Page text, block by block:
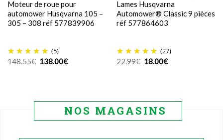
Moteur de roue pour
automower Husqvarna 105 –
305 – 308 réf 577839906
(5)
148.55€ Le
prix
138.00€Le
prix
Lames Husqvarna
Automower® Classic 9 pièces
réf 577864603
(27)
22.99€ Le
prix
18.00€Le
prix
NOS MAGASINS